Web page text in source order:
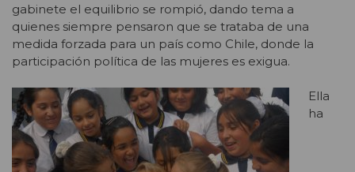
gabinete el equilibrio se rompió, dando tema a
quienes siempre pensaron que se trataba de una
medida forzada para un país como Chile, donde la
participación política de las mujeres es exigua.
Ella
ha